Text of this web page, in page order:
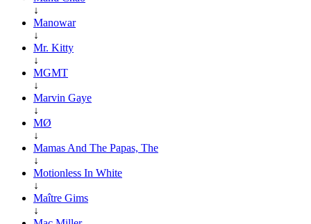
↓
Manowar
↓
Mr. Kitty
↓
MGMT
↓
Marvin Gaye
↓
MØ
↓
Mamas And The Papas, The
↓
Motionless In White
↓
Maître Gims
↓